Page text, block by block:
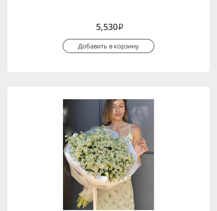
5,530i
Добавить в корзину